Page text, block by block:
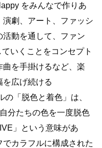
をみんなで作りあ
劇、アート、ファッシ
活動を通して、ファン
いくことをコンセプト
を手掛けるなど、楽
を広げ続ける
「脱色と着色」は、
分たちの色を一度脱色
」という意味があ
カラフルに構成された